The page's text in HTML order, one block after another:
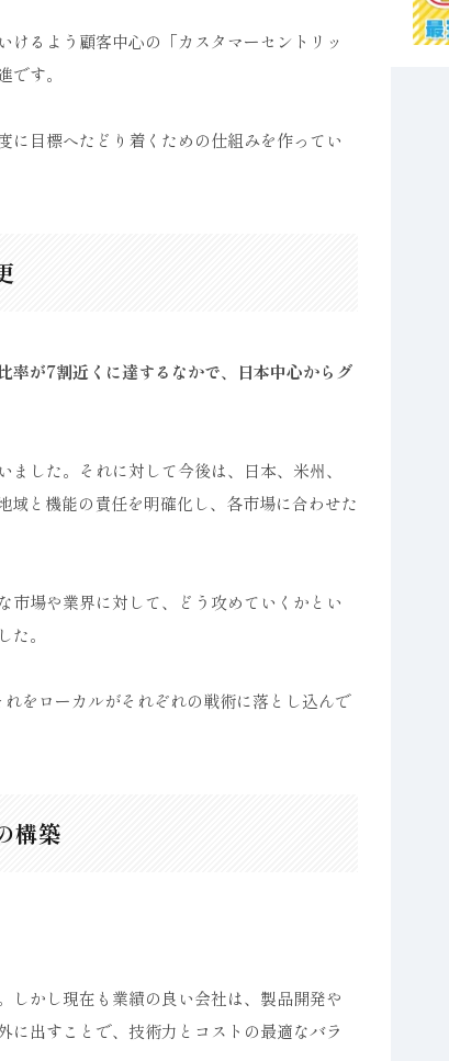
るよう顧客中心の「カスタマーセントリッ
す。
に目標へたどり着くための仕組みを作ってい
率が7割近くに達するなかで、日本中心からグ
した。それに対して今後は、日本、米州、
と機能の責任を明確化し、各市場に合わせた
市場や業界に対して、どう攻めていくかとい
。
をローカルがそれぞれの戦術に落とし込んで
構築
しかし現在も業績の良い会社は、製品開発や
出すことで、技術力とコストの最適なバラ